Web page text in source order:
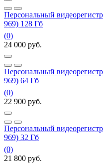
Персональный
969) 128 Гб
(0)
24 000 руб.
Персональный
969) 64 Гб
(0)
22 900 руб.
Персональный
969) 32 Гб
(0)
21 800 руб.